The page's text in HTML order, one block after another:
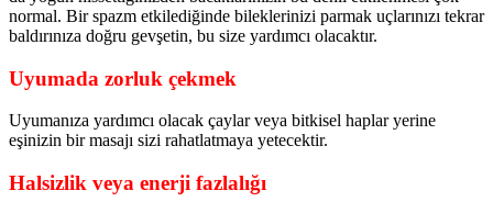
normal. Bir spazm etkilediğinde bileklerinizi parmak uçlarınızı tekrar
baldırınıza doğru gevşetin, bu size yardımcı olacaktır.
Uyumada zorluk çekmek
Uyumanıza yardımcı olacak çaylar veya bitkisel haplar yerine
eşinizin bir masajı sizi rahatlatmaya yetecektir.
Halsizlik veya enerji fazlalığı